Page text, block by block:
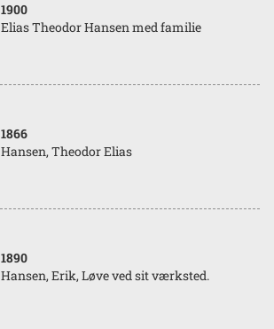
1900
Elias Theodor Hansen med familie
1866
Hansen, Theodor Elias
1890
Hansen, Erik, Løve ved sit værksted.